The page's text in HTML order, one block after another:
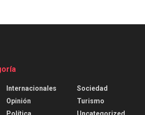
Internacionales
Opinión
Sociedad
Turismo